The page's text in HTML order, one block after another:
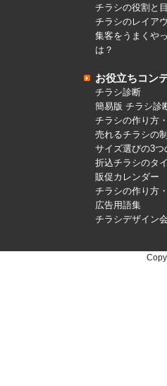
チラシの役割と
チラシのレイア
集客をうまくや
は？
お役立ちコン
チラシ診断
簡易版 チラシ診
チラシの作り方
売れるチラシの
サイズ選びの3つ
折込チラシのタ
販促カレンダー
チラシの作り方
広告用語集
チラシデザイン